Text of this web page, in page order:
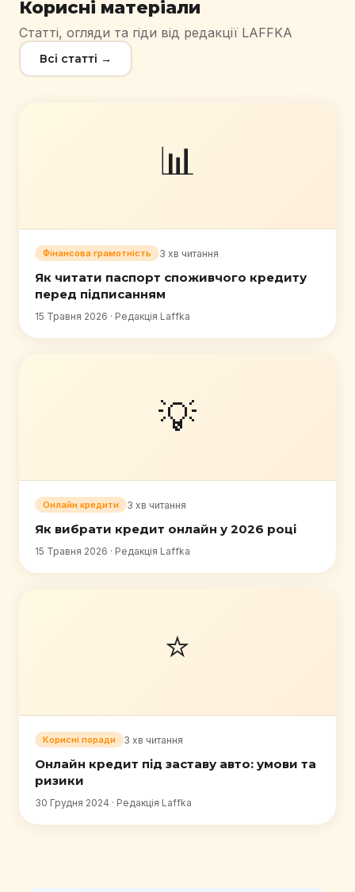
Корисні матеріали
Статті, огляди та гіди від редакції LAFFKA
Всі статті →
📊
Фінансова грамотність 3 хв читання
Як читати паспорт споживчого кредиту
перед підписанням
15 Травня 2026 · Редакція Laffka
💡
Онлайн кредити 3 хв читання
Як вибрати кредит онлайн у 2026 році
15 Травня 2026 · Редакція Laffka
⭐
Корисні поради 3 хв читання
Онлайн кредит під заставу авто: умови та
ризики
30 Грудня 2024 · Редакція Laffka